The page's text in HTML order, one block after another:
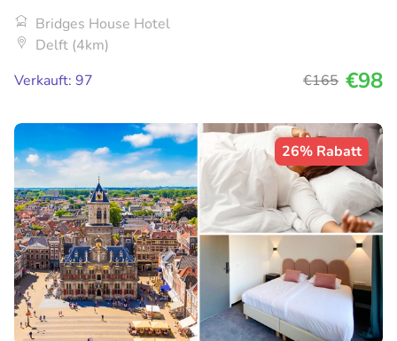
Bridges House Hotel
Delft (4km)
Verkauft: 97
€165 €98
26% Rabatt